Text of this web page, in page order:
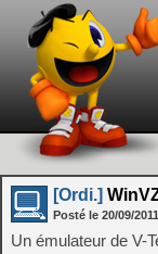
[Ordi.]
Posté le 20/09/2011
Un émulateur de V-